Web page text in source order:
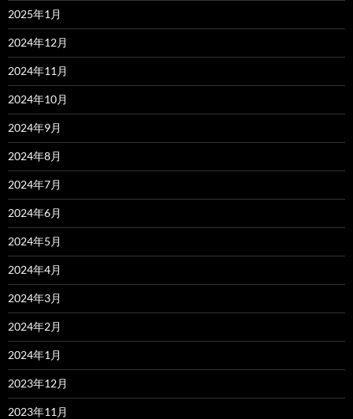
2025年1月
2024年12月
2024年11月
2024年10月
2024年9月
2024年8月
2024年7月
2024年6月
2024年5月
2024年4月
2024年3月
2024年2月
2024年1月
2023年12月
2023年11月